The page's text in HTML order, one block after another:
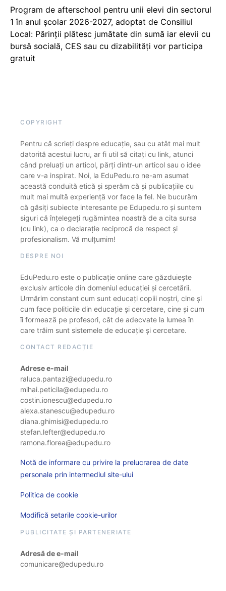
Program de afterschool pentru unii elevi din sectorul
1 în anul școlar 2026-2027, adoptat de Consiliul
Local: Părinții plătesc jumătate din sumă iar elevii cu
bursă socială, CES sau cu dizabilităţi vor participa
gratuit
COPYRIGHT
Pentru că scrieți despre educație, sau cu atât mai mult
datorită acestui lucru, ar fi util să citați cu link, atunci
când preluați un articol, părți dintr-un articol sau o idee
care v-a inspirat. Noi, la EduPedu.ro ne-am asumat
această conduită etică și sperăm că și publicațiile cu
mult mai multă experiență vor face la fel. Ne bucurăm
că găsiți subiecte interesante pe Edupedu.ro și suntem
siguri că înțelegeți rugămintea noastră de a cita sursa
(cu link), ca o declarație reciprocă de respect și
profesionalism. Vă mulțumim!
DESPRE NOI
EduPedu.ro este o publicație online care găzduiește
exclusiv articole din domeniul educației și cercetării.
Urmărim constant cum sunt educați copiii noștri, cine și
cum face politicile din educație și cercetare, cine și cum
îi formează pe profesori, cât de adecvate la lumea în
care trăim sunt sistemele de educație și cercetare.
CONTACT REDACȚIE
Adrese e-mail
raluca.pantazi@edupedu.ro
mihai.peticila@edupedu.ro
costin.ionescu@edupedu.ro
alexa.stanescu@edupedu.ro
diana.ghimisi@edupedu.ro
stefan.lefter@edupedu.ro
ramona.florea@edupedu.ro
Notă de informare cu privire la prelucrarea de date
personale prin intermediul site-ului
Politica de cookie
Modifică setarile cookie-urilor
PUBLICITATE ȘI PARTENERIATE
Adresă de e-mail
comunicare@edupedu.ro